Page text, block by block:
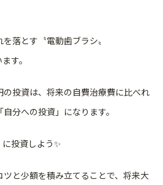
落とす〝電動歯ブラシ〟
す。
投資は、将来の自費治療費に比べれ
分への投資」になります。
投資しよう✨
と少額を積み立てることで、将来大